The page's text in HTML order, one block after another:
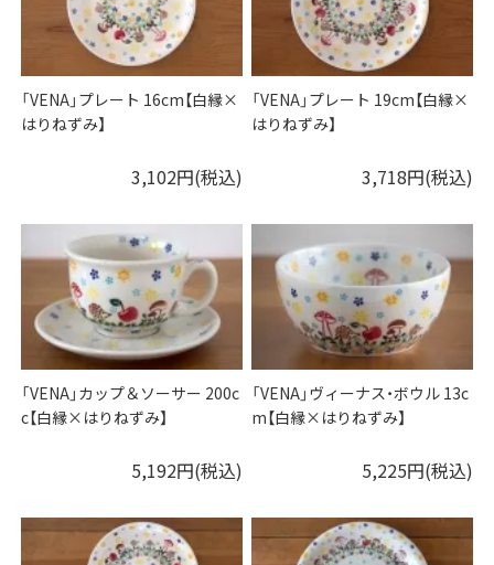
「VENA」プレート 16cm【白縁×
はりねずみ】
3,102円(税込)
「VENA」プレート 19cm【白縁×
はりねずみ】
3,718円(税込)
「VENA」カップ＆ソーサー 200c
c【白縁×はりねずみ】
5,192円(税込)
「VENA」ヴィーナス・ボウル 13c
m【白縁×はりねずみ】
5,225円(税込)